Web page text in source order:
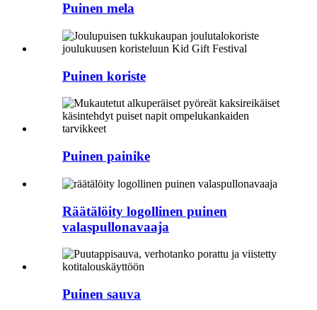
Puinen mela
Puinen koriste
Puinen painike
Räätälöity logollinen puinen
valaspullonavaaja
Puinen sauva